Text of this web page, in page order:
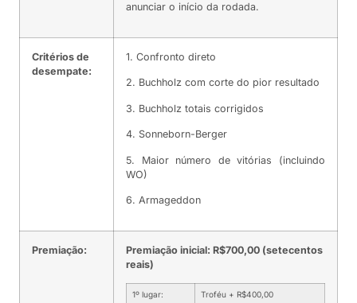
anunciar o início da rodada.
Critérios de
desempate:
1. Confronto direto
2. Buchholz com corte do pior resultado
3. Buchholz totais corrigidos
4. Sonneborn-Berger
5. Maior número de vitórias (incluindo
WO)
6. Armageddon
Premiação:
Premiação inicial: R$700,00 (setecentos
reais)
1º lugar: Troféu + R$400,00